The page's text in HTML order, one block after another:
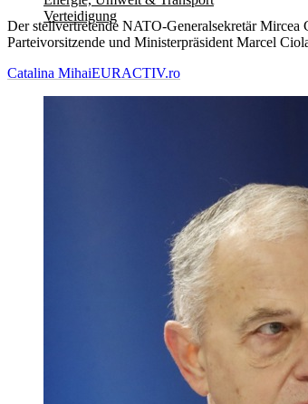
Verteidigung
Der stellvertretende NATO-Generalsekretär Mircea
Parteivorsitzende und Ministerpräsident Marcel
Catalina MihaiEURACTIV.ro